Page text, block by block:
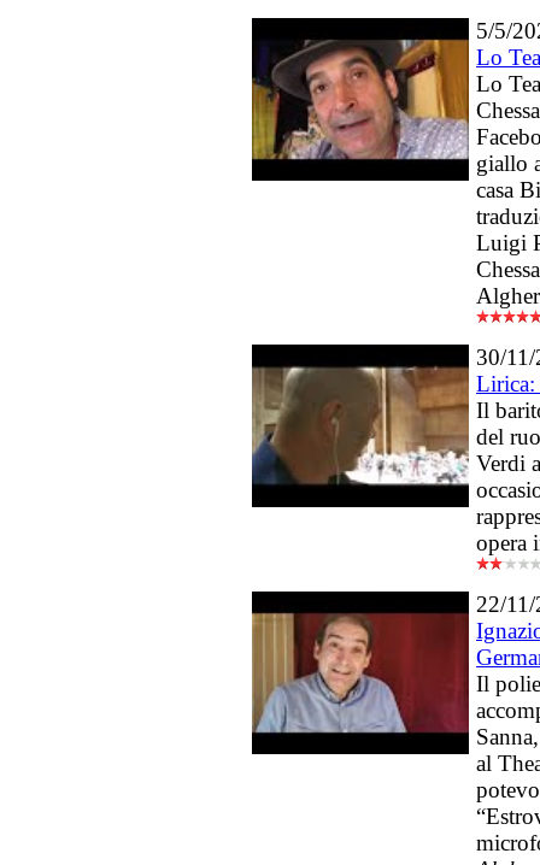
5/5/
Lo
Lo
giallo
casa
Luigi
30/
Lirica:
Il
del
Verdi
opera
22/
Il
al